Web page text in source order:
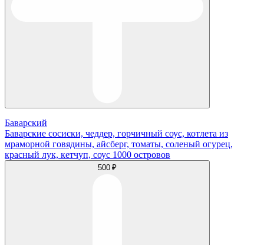
Баварский
Баварские сосиски, чеддер, горчичный соус, котлета из
мраморной говядины, айсберг, томаты, соленый огурец,
красный лук, кетчуп, соус 1000 островов
500 ₽